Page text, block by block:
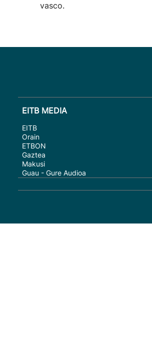
vasco.
EITB MEDIA
EITB
Orain
ETBON
Gaztea
Makusi
Guau - Gure Audioa